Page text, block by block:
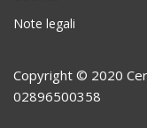
Note legali
Copyright © 2020
02896500358